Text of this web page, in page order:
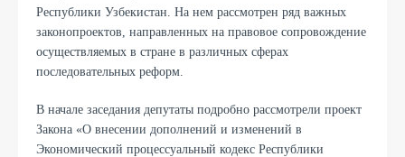
Республики Узбекистан. На нем рассмотрен ряд важных
законопроектов, направленных на правовое сопровождение
осуществляемых в стране в различных сферах
последовательных реформ.
В начале заседания депутаты подробно рассмотрели проект
Закона «О внесении дополнений и изменений в
Экономический процессуальный кодекс Республики